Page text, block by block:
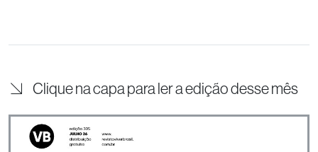
Clique na capa para ler a edição desse mês